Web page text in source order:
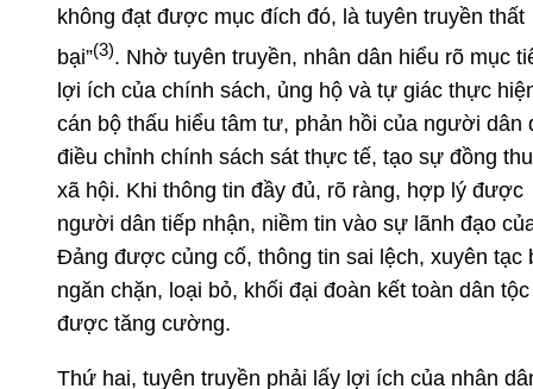
không đạt được mục đích đó, là tuyên truyền thất
bại”(3). Nhờ tuyên truyền, nhân dân hiểu rõ mục
lợi ích của chính sách, ủng hộ và tự giác thực
cán bộ thấu hiểu tâm tư, phản hồi của người dân
điều chỉnh chính sách sát thực tế, tạo sự đồng
xã hội. Khi thông tin đầy đủ, rõ ràng, hợp lý được
người dân tiếp nhận, niềm tin vào sự lãnh đạo
Đảng được củng cố, thông tin sai lệch, xuyên tạc
ngăn chặn, loại bỏ, khối đại đoàn kết toàn dân tộc
được tăng cường.
Thứ hai, tuyên truyền phải lấy lợi ích của nhân